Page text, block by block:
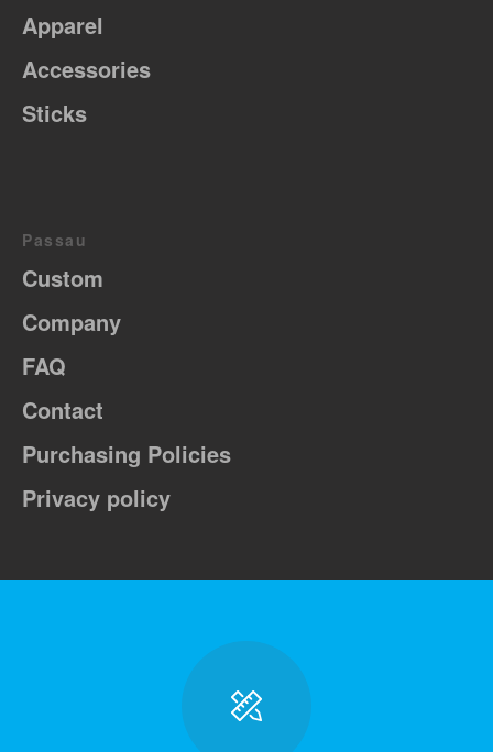
Apparel
Accessories
Sticks
Passau
Custom
Company
FAQ
Contact
Purchasing Policies
Privacy policy